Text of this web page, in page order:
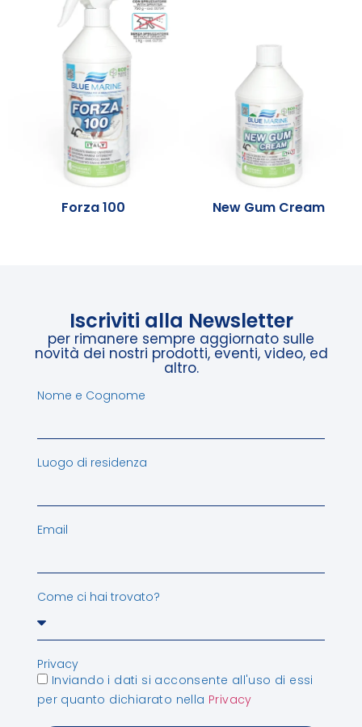
Forza 100 New Gum Cream
Iscriviti alla Newsletter
per rimanere sempre aggiornato sulle
novità dei nostri prodotti, eventi, video, ed
altro.
Nome e Cognome
Luogo di residenza
Email
Come ci hai trovato?
Privacy
Inviando i dati si acconsente all'uso di essi
per quanto dichiarato nella Privacy